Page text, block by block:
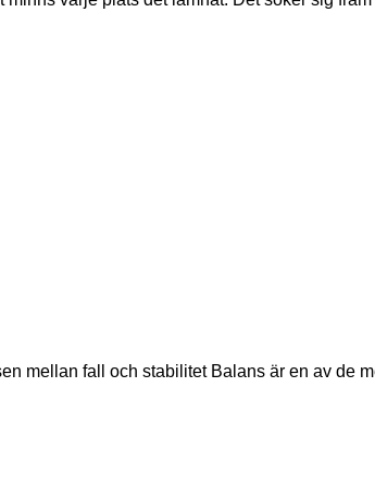
mellan fall och stabilitet Balans är en av de